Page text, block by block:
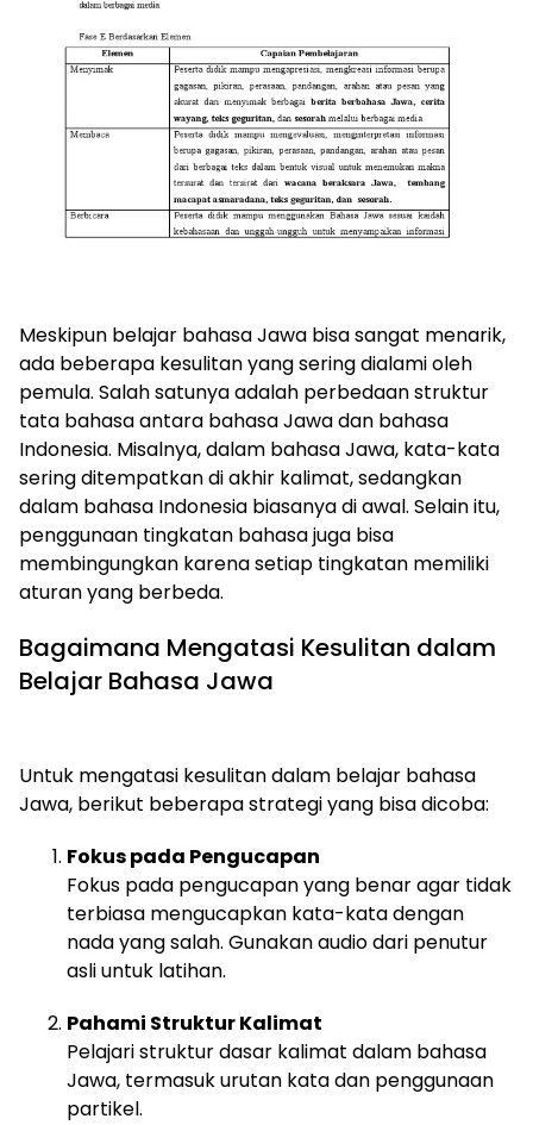
Meskipun belajar bahasa Jawa bisa sangat menarik,
ada beberapa kesulitan yang sering dialami oleh
pemula. Salah satunya adalah perbedaan struktur
tata bahasa antara bahasa Jawa dan bahasa
Indonesia. Misalnya, dalam bahasa Jawa, kata-kata
sering ditempatkan di akhir kalimat, sedangkan
dalam bahasa Indonesia biasanya di awal. Selain itu,
penggunaan tingkatan bahasa juga bisa
membingungkan karena setiap tingkatan memiliki
aturan yang berbeda.
Bagaimana Mengatasi Kesulitan dalam
Belajar Bahasa Jawa
Untuk mengatasi kesulitan dalam belajar bahasa
Jawa, berikut beberapa strategi yang bisa dicoba:
Fokus pada Pengucapan
Fokus pada pengucapan yang benar agar tidak
terbiasa mengucapkan kata-kata dengan
nada yang salah. Gunakan audio dari penutur
asli untuk latihan.
Pahami Struktur Kalimat
Pelajari struktur dasar kalimat dalam bahasa
Jawa, termasuk urutan kata dan penggunaan
partikel.